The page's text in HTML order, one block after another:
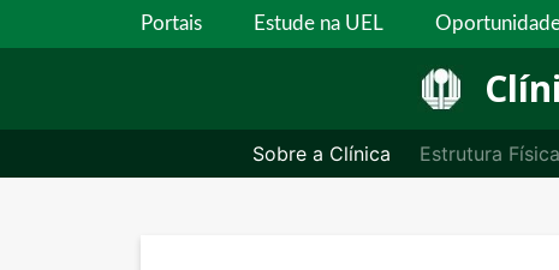
Portais Estude na UEL
Sobre a Clínica Estrutura Física